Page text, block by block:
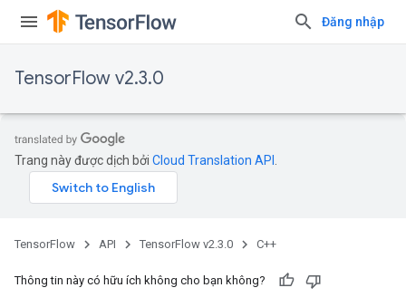
Đăng nhập
TensorFlow v2.3.0
Trang này được dịch bởi Cloud Translation API
TensorFlow API TensorFlow v2.3.0 C++
Thông tin này có hữu ích không cho bạn không?